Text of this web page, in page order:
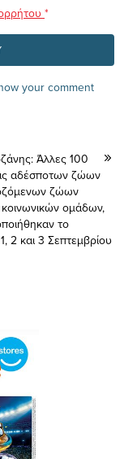
*
your comment
Άλλες 100
αδέσποτων ζώων
ζώων
ομάδων,
το
2 και 3 Σεπτεμβρίου